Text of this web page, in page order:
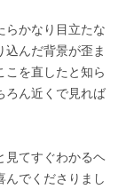
らかなり目立たな
込んだ背景が歪ま
こを直したと知ら
ろん近くで見れば
見てすぐわかるヘ
んでくださりまし